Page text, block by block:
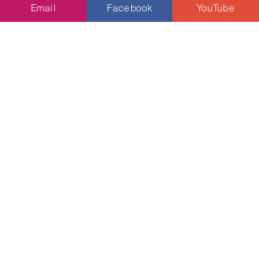
Email Facebook YouTube